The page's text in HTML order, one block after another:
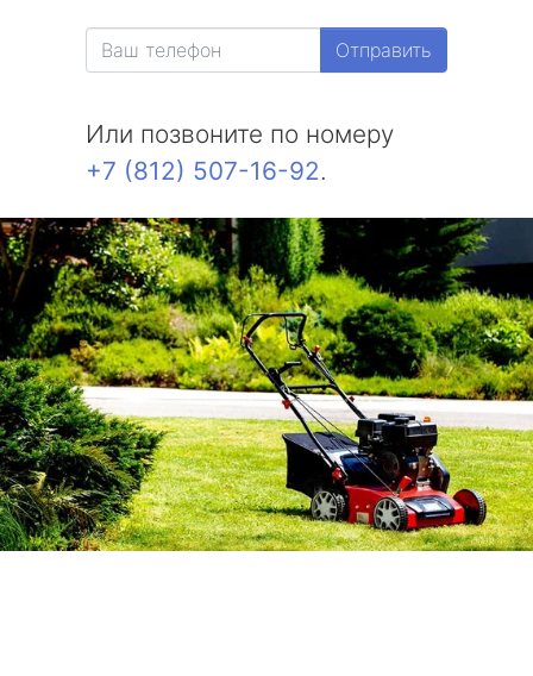
Александровская
Молодежное
Комарово
Усть-Ижора
Саперный
Петро-Славянка
Тярлево
Смолячково
Отправить
Или позвоните по номеру
+7 (812) 507-16-92.